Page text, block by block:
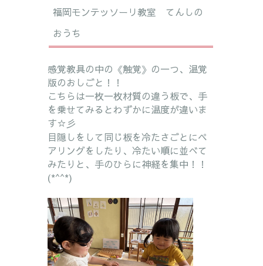
福岡モンテッソーリ教室 てんしの
おうち
感覚教具の中の《触覚》の一つ、温覚
版のおしごと！！
こちらは一枚一枚材質の違う板で、手
を乗せてみるとわずかに温度が違いま
す☆彡
目隠しをして同じ板を冷たさごとにペ
アリングをしたり、冷たい順に並べて
みたりと、手のひらに神経を集中！！
(*^^*)